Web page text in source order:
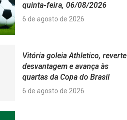
quinta-feira, 06/08/2026
6 de agosto de 2026
Vitória goleia Athletico, reverte
desvantagem e avança às
quartas da Copa do Brasil
6 de agosto de 2026